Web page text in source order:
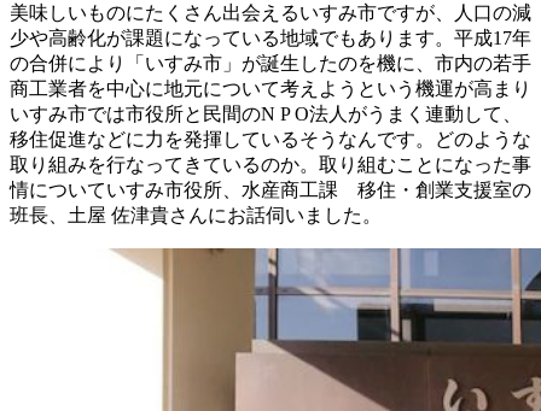
美味しいものにたくさん出会えるいすみ市ですが、人口の減
少や高齢化が課題になっている地域でもあります。平成17年
の合併により「いすみ市」が誕生したのを機に、市内の若手
商工業者を中心に地元について考えようという機運が高まり
いすみ市では市役所と民間のN P O法人がうまく連動して、
移住促進などに力を発揮しているそうなんです。どのような
取り組みを行なってきているのか。取り組むことになった事
情についていすみ市役所、水産商工課 移住・創業支援室の
班長、土屋 佐津貴さんにお話伺いました。